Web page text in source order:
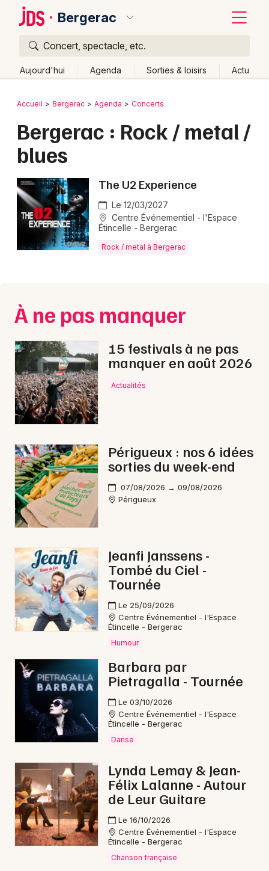
Bergerac
Concert, spectacle, etc.
Aujourd'hui Agenda Sorties & loisirs Actu
Publier un événement
Grands événements
Activité & Expérience
Manifestations
Concerts
Sports
Soirées
Sorties famille
Sorties & loisirs
Rock / metal en Dordogne
Rock / metal en Aquitaine
Rock / metal en Nouvelle-Aquitaine
Newsletter des sorties
Actus à Bergerac
Magazine à Bergerac
Choisir mes départements
Bordeaux
Colmar
Lille
Lyon
Marseille
Mulhouse
Nice
Paris
Strasbourg
Toulouse
Toutes les villes
Retour
Accueil Bergerac Agenda Concerts
Bergerac : Rock / metal /
blues
The U2 Experience
Le 12/03/2027
Centre Événementiel - l'Espace
Étincelle - Bergerac
Rock / metal à Bergerac
À ne pas manquer
15 festivals à ne pas
manquer en août 2026
Actualités
Périgueux : nos 6 idées
sorties du week-end
07/08/2026 → 09/08/2026
Périgueux
Jeanfi Janssens -
Tombé du Ciel -
Tournée
Le 25/09/2026
Centre Événementiel - l'Espace
Étincelle - Bergerac
Humour
Barbara par
Pietragalla - Tournée
Le 03/10/2026
Centre Événementiel - l'Espace
Étincelle - Bergerac
Danse
Lynda Lemay & Jean-
Félix Lalanne - Autour
de Leur Guitare
Le 16/10/2026
Centre Événementiel - l'Espace
Étincelle - Bergerac
Chanson française
Quoi ?
Où ?
Partout
Près de moi Changer de lieu
Quand ?
Aujourd'hui
Demain Ce week-end